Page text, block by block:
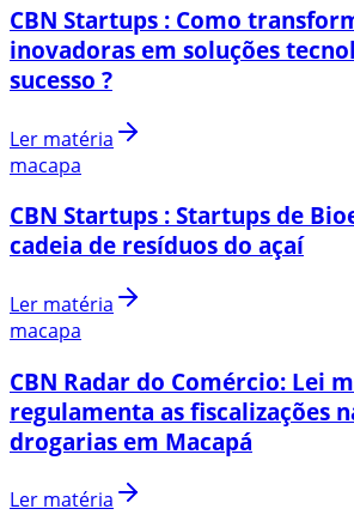
CBN Startups : Como
inovadoras em soluções
sucesso ?
Ler matéria
macapa
CBN Startups : Startups de
cadeia de resíduos do açaí
Ler matéria
macapa
CBN Radar do Comércio: Lei
regulamenta as fiscalizações
drogarias em Macapá
Ler matéria